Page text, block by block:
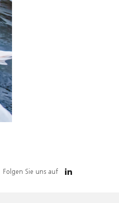
Folgen Sie uns auf